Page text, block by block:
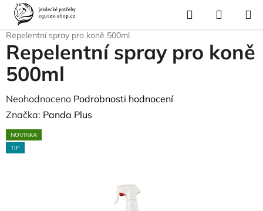
Přejít
obsah
Hledat
KOŠÍK
Domů
Pro koně
Repelentní spray pro koně 500ml
Repelentní spray pro koně
500ml
Průměrné
hodnocení
produktu
je
Neohodnoceno Podrobnosti hodnocení
Značka: Panda Plus
NOVINKA
TIP